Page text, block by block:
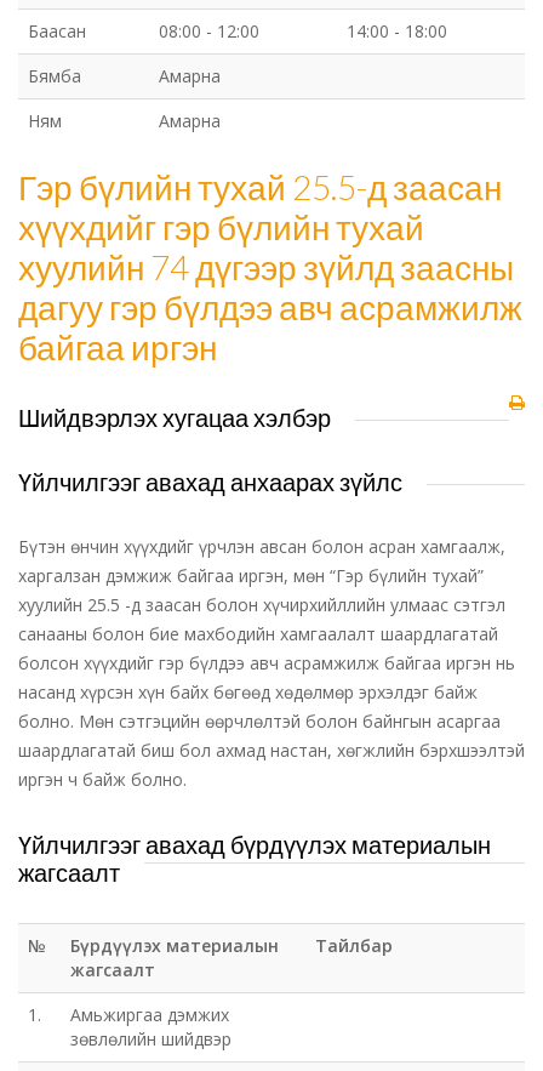
Баасан
08:00 - 12:00
14:00 - 18:00
Бямба
Амарна
Ням
Амарна
Гэр бүлийн тухай 25.5-д заасан
хүүхдийг гэр бүлийн тухай
хуулийн 74 дүгээр зүйлд заасны
дагуу гэр бүлдээ авч асрамжилж
байгаа иргэн
Шийдвэрлэх хугацаа хэлбэр
Үйлчилгээг авахад анхаарах зүйлс
Бүтэн өнчин хүүхдийг үрчлэн авсан болон асран хамгаалж,
харгалзан дэмжиж байгаа иргэн, мөн “Гэр бүлийн тухай”
хуулийн 25.5 -д заасан болон хүчирхийллийн улмаас сэтгэл
санааны болон бие махбодийн хамгаалалт шаардлагатай
болсон хүүхдийг гэр бүлдээ авч асрамжилж байгаа иргэн нь
насанд хүрсэн хүн байх бөгөөд хөдөлмөр эрхэлдэг байж
болно. Мөн сэтгэцийн өөрчлөлтэй болон байнгын асаргаа
шаардлагатай биш бол ахмад настан, хөгжлийн бэрхшээлтэй
иргэн ч байж болно.
Үйлчилгээг авахад бүрдүүлэх материалын
жагсаалт
№
Бүрдүүлэх материалын
жагсаалт
Тайлбар
1.
Амьжиргаа дэмжих
зөвлөлийн шийдвэр